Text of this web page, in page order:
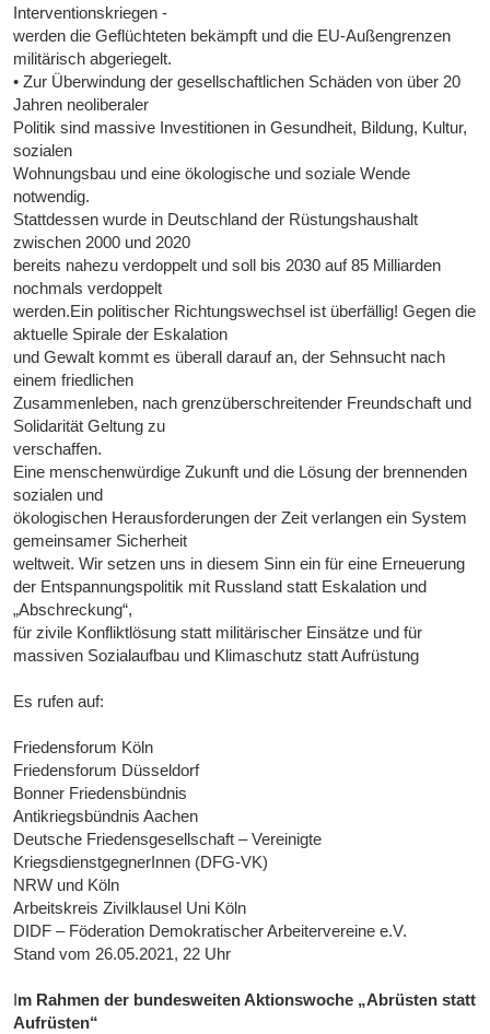
Interventionskriegen -
werden die Geflüchteten bekämpft und die EU-Außengrenzen
militärisch abgeriegelt.
• Zur Überwindung der gesellschaftlichen Schäden von über 20
Jahren neoliberaler
Politik sind massive Investitionen in Gesundheit, Bildung, Kultur,
sozialen
Wohnungsbau und eine ökologische und soziale Wende
notwendig.
Stattdessen wurde in Deutschland der Rüstungshaushalt
zwischen 2000 und 2020
bereits nahezu verdoppelt und soll bis 2030 auf 85 Milliarden
nochmals verdoppelt
werden.Ein politischer Richtungswechsel ist überfällig! Gegen die
aktuelle Spirale der Eskalation
und Gewalt kommt es überall darauf an, der Sehnsucht nach
einem friedlichen
Zusammenleben, nach grenzüberschreitender Freundschaft und
Solidarität Geltung zu
verschaffen.
Eine menschenwürdige Zukunft und die Lösung der brennenden
sozialen und
ökologischen Herausforderungen der Zeit verlangen ein System
gemeinsamer Sicherheit
weltweit. Wir setzen uns in diesem Sinn ein für eine Erneuerung
der Entspannungspolitik mit Russland statt Eskalation und
„Abschreckung“,
für zivile Konfliktlösung statt militärischer Einsätze und für
massiven Sozialaufbau und Klimaschutz statt Aufrüstung
Es rufen auf:
Friedensforum Köln
Friedensforum Düsseldorf
Bonner Friedensbündnis
Antikriegsbündnis Aachen
Deutsche Friedensgesellschaft – Vereinigte
KriegsdienstgegnerInnen (DFG-VK)
NRW und Köln
Arbeitskreis Zivilklausel Uni Köln
DIDF – Föderation Demokratischer Arbeitervereine e.V.
Stand vom 26.05.2021, 22 Uhr
Im Rahmen der bundesweiten Aktionswoche „Abrüsten statt
Aufrüsten“